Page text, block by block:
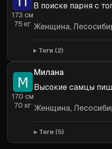
173 см
75 кг
В поиске парня с
Женщина,
Теги (2)
170 см
70 кг
Милана
Высокие самцы
Женщина,
Теги (5)